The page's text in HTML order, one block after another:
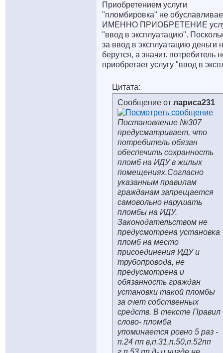
Приобретением услуги
"пломбировка" не
ИМЕННО ПРИОБРЕТЕНИЕ
"ввод в эксплуатацию".
за ввод в эксплуатацию деньги
берутся, а значит. потребитель
приобретает услугу "ввод в
Цитата:
Сообщение от лариса231
Постановление №307
предусматривает, что
потребитель обязан
обеспечить сохранность
пломб на ИДУ в жилых
помещениях.Согласно
указанным правилам
гражданам запрещается
самовольно нарушать
пломбы на ИДУ.
Законодательством не
предусмотрена установка
пломб на место
присоединения ИДУ и
трубопровода, не
предусмотрена и
обязанность граждан
установки такой пломбы
за счет собственных
средств. В тексте Правил
слово- пломба
упоминается ровно 5 раз -
п.24 пп в,п.31,п.50,п.52пп